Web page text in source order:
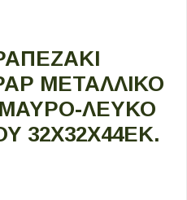
ΜΕΤΑΛΛΙΚΌ
ΛΕΥΚΌ
32X32X44ΕΚ.